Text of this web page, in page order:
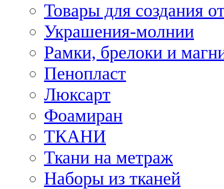
Товары для создания
Украшения-молнии
Рамки, брелоки и
Пенопласт
Люксарт
Фоамиран
ТКАНИ
Ткани на метраж
Наборы из тканей